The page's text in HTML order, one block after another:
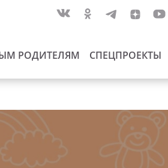
РОДИТЕЛЯМ СПЕЦПРОЕКТЫ